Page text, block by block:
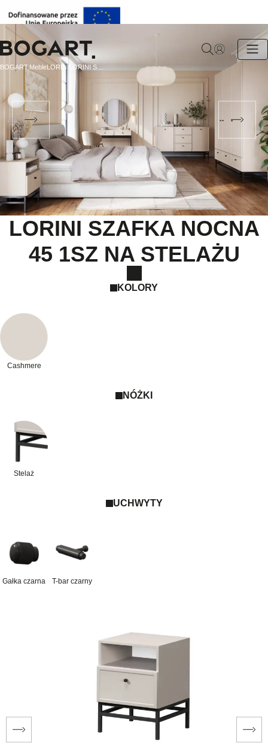
BOGART.
główna
BOGART. MebleLORINI
LORINI SZAFKA NOCNA
45 1SZ NA STELAŻU
KOLORY
Cashmere
NÓŻKI
Stelaż
UCHWYTY
Gałka czarna T-bar czarny